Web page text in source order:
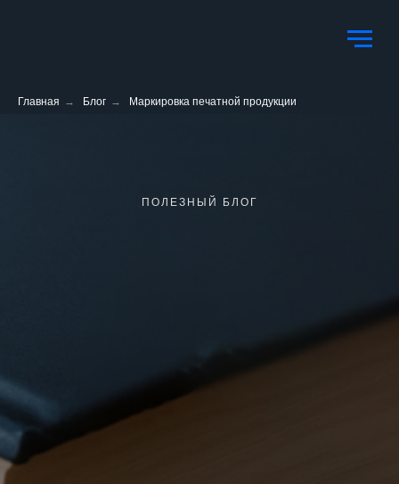
Главная → Блог → Маркировка печатной продукции
ПОЛЕЗНЫЙ БЛОГ